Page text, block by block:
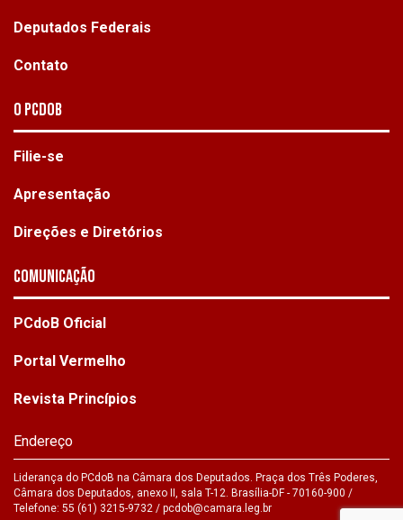
Deputados Federais
Contato
O PCdoB
Filie-se
Apresentação
Direções e Diretórios
Comunicação
PCdoB Oficial
Portal Vermelho
Revista Princípios
Endereço
Liderança do PCdoB na Câmara dos Deputados. Praça dos Três Poderes,
Câmara dos Deputados, anexo II, sala T-12. Brasília-DF - 70160-900 /
Telefone: 55 (61) 3215-9732 / pcdob@camara.leg.br